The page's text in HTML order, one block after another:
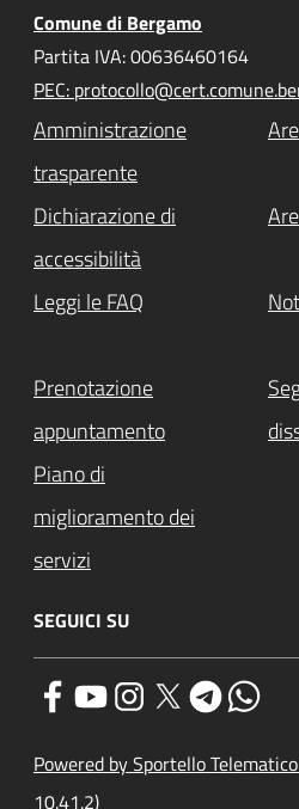
Comune di Bergamo
Partita IVA: 00636460164
PEC:
Amministrazione
trasparente
Dichiarazione di
accessibilità
Leggi le FAQ
Prenotazione
appuntamento
Piano di
miglioramento dei
servizi
SEGUICI SU
Powered by Sportello
10.41.2)